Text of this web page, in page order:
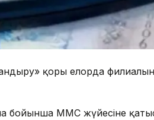
қоры елорда
бойынша МӘМС жүйесіне